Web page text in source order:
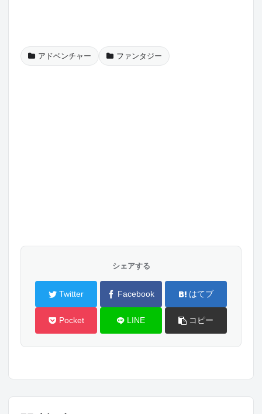
アドベンチャー ファンタジー
シェアする
Twitter Facebook はてブ
Pocket LINE コピー